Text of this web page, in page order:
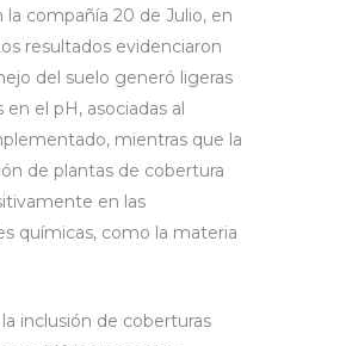
la compañía 20 de Julio, en
resultados evidenciaron
del suelo generó ligeras
en el pH, asociadas al
mientras que la
de plantas de cobertura
en las
químicas, como la materia
inclusión de coberturas